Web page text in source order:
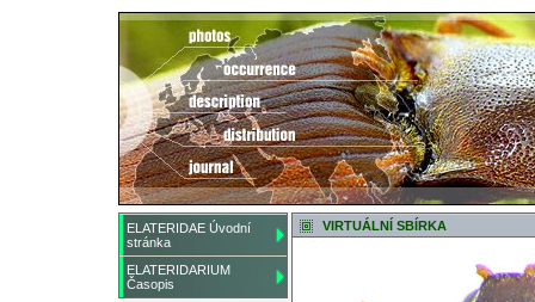
ELATERIDAE Úvodní
stránka
ELATERIDARIUM
Časopis
VIRTUÁLNÍ SBÍRKA